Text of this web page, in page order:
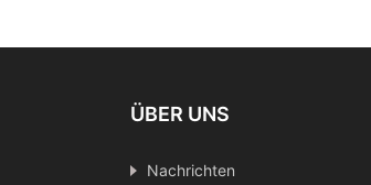
ÜBER UNS
Nachrichten